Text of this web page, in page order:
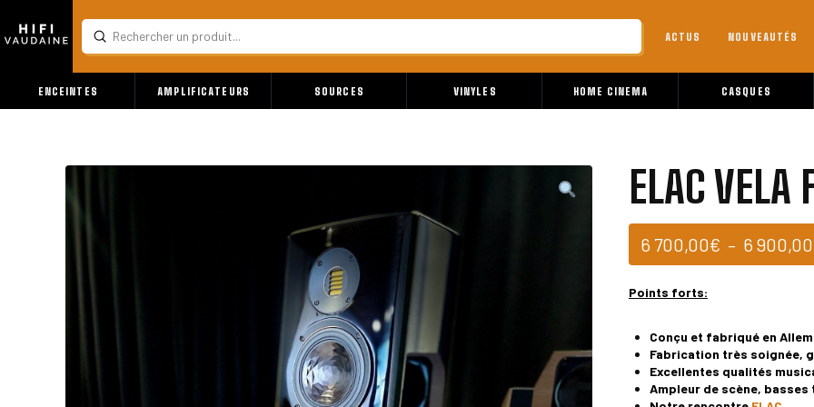
Search
Submit ACTUS NOUVEAUTÉS
ENCEINTES AMPLIFICATEURS SOURCES VINYLES HOME CINEMA CASQUES
ELAC
6 700,00€ – 6 900,00
Points forts:
Conçu et fabriqué en
Fabrication très soignée,
Excellentes qualités
Ampleur de scène, basses